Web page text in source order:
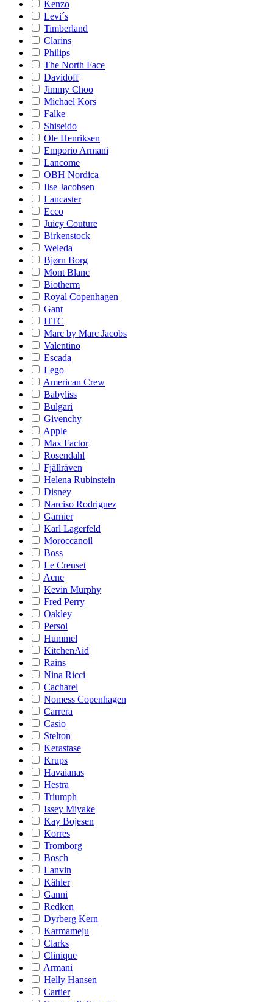
Kenzo
Levi´s
Timberland
Clarins
Philips
The North Face
Davidoff
Jimmy Choo
Michael Kors
Falke
Shiseido
Ole Henriksen
Emporio Armani
Lancome
OBH Nordica
Ilse Jacobsen
Lancaster
Ecco
Juicy Couture
Birkenstock
Weleda
Bjørn Borg
Mont Blanc
Biotherm
Royal Copenhagen
Gant
HTC
Marc by Marc Jacobs
Valentino
Escada
Lego
American Crew
Babyliss
Bulgari
Givenchy
Apple
Max Factor
Rosendahl
Fjällräven
Helena Rubinstein
Disney
Narciso Rodriguez
Garnier
Karl Lagerfeld
Moroccanoil
Boss
Le Creuset
Acne
Kevin Murphy
Fred Perry
Oakley
Persol
Hummel
KitchenAid
Rains
Nina Ricci
Cacharel
Nomess Copenhagen
Carrera
Casio
Stelton
Kerastase
Krups
Havaianas
Hestra
Triumph
Issey Miyake
Kay Bojesen
Korres
Tromborg
Bosch
Lanvin
Kähler
Ganni
Redken
Dyrberg Kern
Karmameju
Clarks
Clinique
Armani
Helly Hansen
Cartier